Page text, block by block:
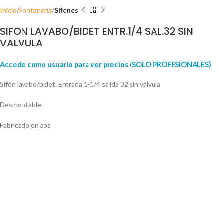
Inicio Fontanería Sifones
SIFON LAVABO/BIDET ENTR.1/4 SAL.32 SIN
VALVULA
Accede como usuario para ver precios (SOLO PROFESIONALES)
Sifón lavabo/bidet. Entrada 1-1/4 salida 32 sin válvula
Desmontable
Fabricado en abs